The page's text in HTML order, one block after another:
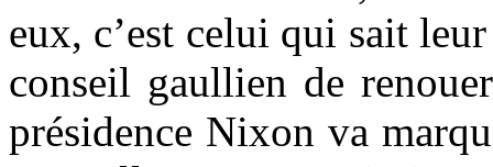
eux, c’est celui qui sait
conseil gaullien de
présidence Nixon va